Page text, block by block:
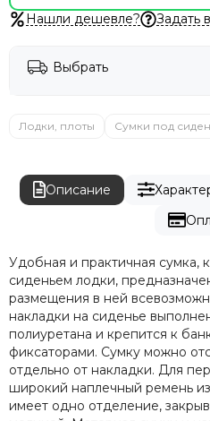
Нашли дешевле? Задать
Выбрать
Лодки, плоты Сумки под
Описание
Удобная и практичная сумка,
сиденьем лодки,
размещения в ней
накладки на сиденье
полиуретана и крепится к
фиксаторами. Сумку можно
отдельно от накладки. Для
широкий наплечный ремень
имеет одно отделение,